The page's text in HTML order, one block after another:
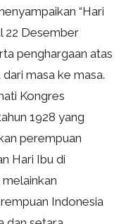
“Hari
22 Desember
penghargaan atas
masa ke masa.
Kongres
1928 yang
perempuan
Hari Ibu di
melainkan
Indonesia